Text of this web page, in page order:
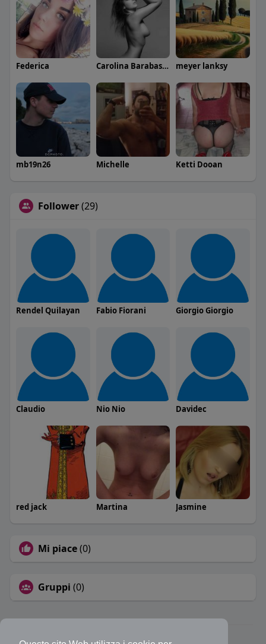
Federica Carolina Barabaschi meyer lanksy
mb19n26 Michelle Ketti Dooan
Follower(29)
Rendel Quilayan Fabio Fiorani Giorgio Giorgio
Claudio Nio Nio Davidec
red jack Martina Jasmine
Mi piace(0)
Gruppi (0)
© 2026 Bakeca Social